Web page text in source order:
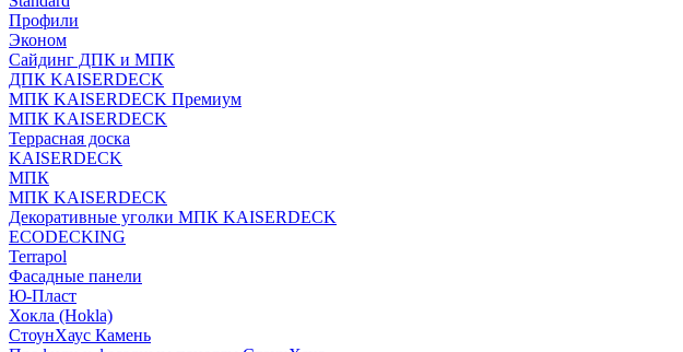
Профили
Эконом
Сайдинг ДПК и МПК
ДПК KAISERDECK
МПК KAISERDECK Премиум
МПК KAISERDECK
Террасная доска
KAISERDECK
МПК
МПК KAISERDECK
Декоративные уголки МПК KAISERDECK
ECODECKING
Terrapol
Фасадные панели
Ю-Пласт
Хокла (Hokla)
СтоунХаус Камень